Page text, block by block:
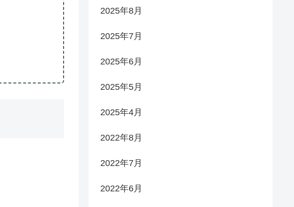
2025年8月
2025年7月
2025年6月
2025年5月
2025年4月
2022年8月
2022年7月
2022年6月